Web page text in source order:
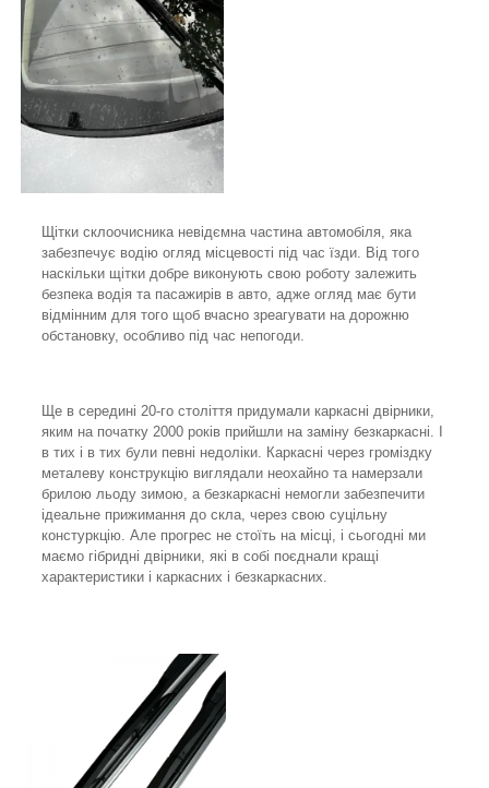
Щітки склоочисника невідємна частина автомобіля, яка
забезпечує водію огляд місцевості під час їзди. Від того
наскільки щітки добре виконують свою роботу залежить
безпека водія та пасажирів в авто, адже огляд має бути
відмінним для того щоб вчасно зреагувати на дорожню
обстановку, особливо під час непогоди.
Ще в середині 20-го століття придумали каркасні двірники,
яким на початку 2000 років прийшли на заміну безкаркасні. І
в тих і в тих були певні недоліки. Каркасні через громіздку
металеву конструкцію виглядали неохайно та намерзали
брилою льоду зимою, а безкаркасні немогли забезпечити
ідеальне прижимання до скла, через свою суцільну
констуркцію. Але прогрес не стоїть на місці, і сьогодні ми
маємо гібридні двірники, які в собі поєднали кращі
характеристики і каркасних і безкаркасних.